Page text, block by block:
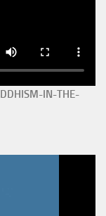
IN-THE-